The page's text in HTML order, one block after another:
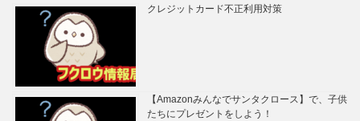
クレジットカード不正利用対策
【Amazonみんなでサンタクロース】で、子供
たちにプレゼントをしよう！